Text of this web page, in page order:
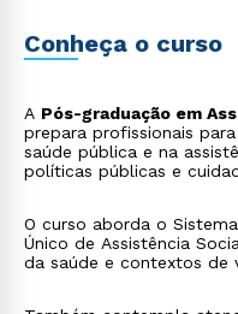
Conheça o curso
A Pós-graduação em
prepara profissionais
saúde pública e na
políticas públicas e
O curso aborda o
Único de Assistência
da saúde e contextos de